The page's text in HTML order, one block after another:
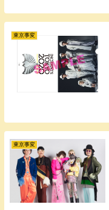
東京事変
東京事変